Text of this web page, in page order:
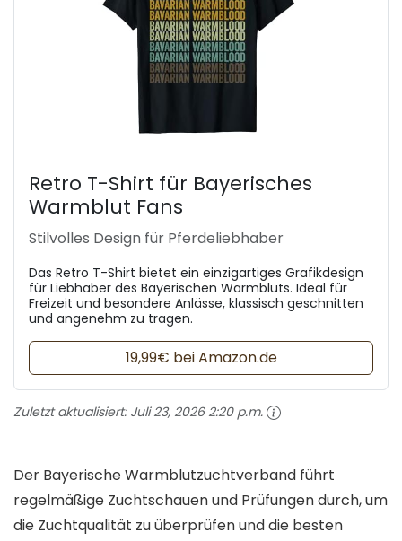
Retro T-Shirt für Bayerisches
Warmblut Fans
Stilvolles Design für Pferdeliebhaber
Das Retro T-Shirt bietet ein einzigartiges Grafikdesign
für Liebhaber des Bayerischen Warmbluts. Ideal für
Freizeit und besondere Anlässe, klassisch geschnitten
und angenehm zu tragen.
19,99€ bei Amazon.de
Zuletzt aktualisiert: Juli 23, 2026 2:20 p.m.
Der Bayerische Warmblutzuchtverband führt
regelmäßige Zuchtschauen und Prüfungen durch, um
die Zuchtqualität zu überprüfen und die besten